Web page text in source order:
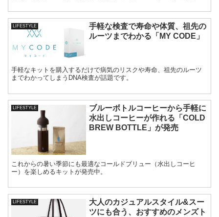
LIFESTYLE
手軽な検査で寿命や体質、祖先の
ルーツまでわかる「MY CODE」
手軽なキットを購入するだけで病気のリスクや寿命、祖先のルーツ
までわかってしまうDNA検査が話題です。
LIFESTYLE
ブルーボトルコーヒーから手軽に
水出しコーヒーが作れる「COLD
BREW BOTTLE」が発売
これからの暑い季節にも最適なコールドブリュー（水出しコーヒ
ー）を楽しめるキットが発売中。
LIFESTYLE
大人のカジュアルスタイル&スー
ツにも合う、おすすめのメンズト